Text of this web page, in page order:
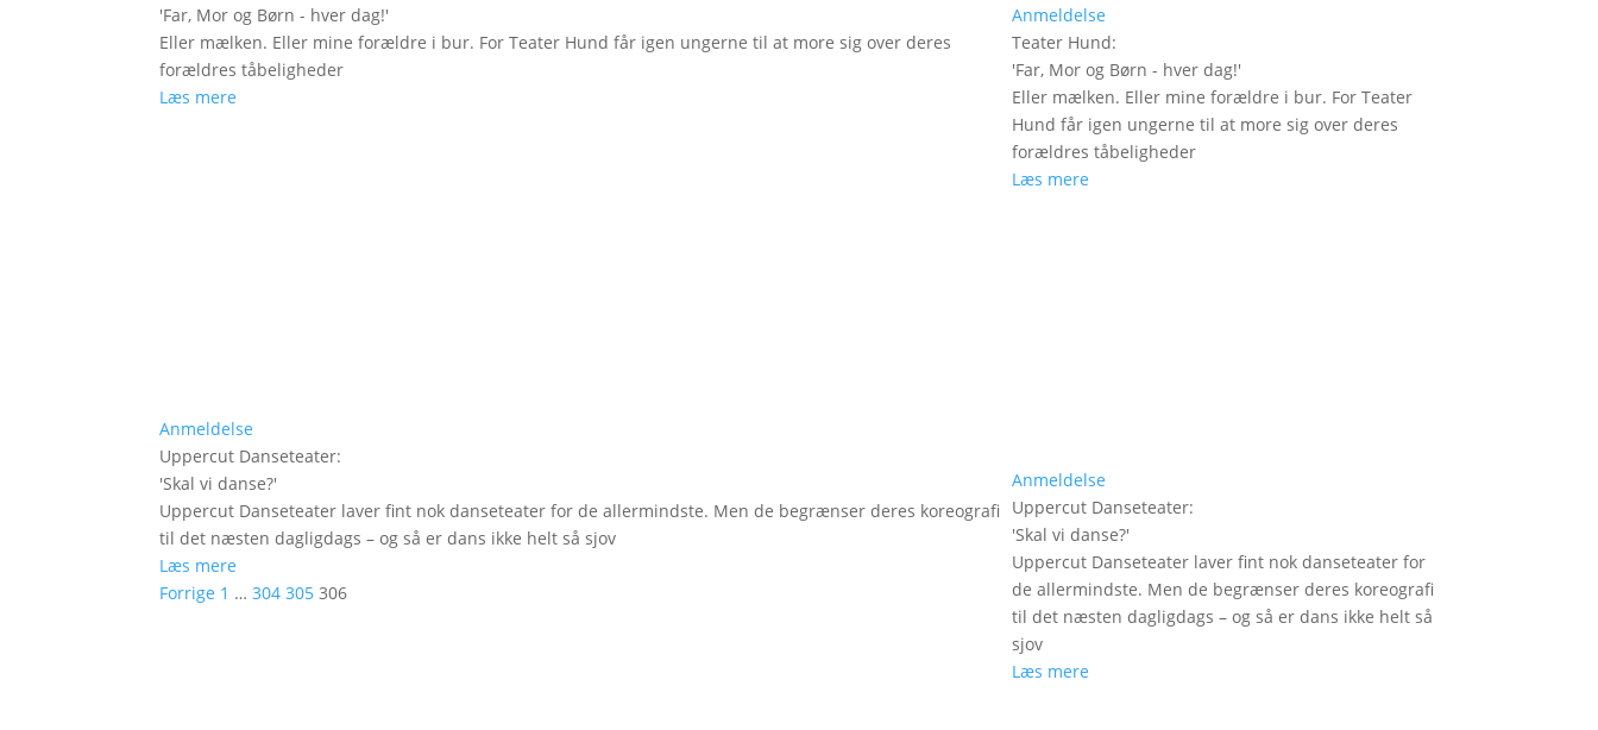
'Far, Mor og Børn - hver dag!'
Eller mælken. Eller mine forældre i bur. For Teater Hund får igen ungerne til at more sig over deres
forældres tåbeligheder
Læs mere
Anmeldelse
Uppercut Danseteater:
'Skal vi danse?'
Uppercut Danseteater laver fint nok danseteater for de allermindste. Men de begrænser deres koreografi
til det næsten dagligdags – og så er dans ikke helt så sjov
Læs mere
Forrige 1 … 304 305 306
Anmeldelse
Teater Hund:
'Far, Mor og Børn - hver dag!'
Eller mælken. Eller mine forældre i bur. For Teater
Hund får igen ungerne til at more sig over deres
forældres tåbeligheder
Læs mere
Anmeldelse
Uppercut Danseteater:
'Skal vi danse?'
Uppercut Danseteater laver fint nok danseteater for
de allermindste. Men de begrænser deres koreografi
til det næsten dagligdags – og så er dans ikke helt så
sjov
Læs mere